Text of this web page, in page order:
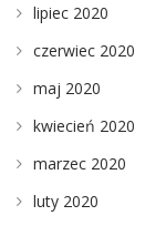
lipiec 2020
czerwiec 2020
maj 2020
kwiecień 2020
marzec 2020
luty 2020